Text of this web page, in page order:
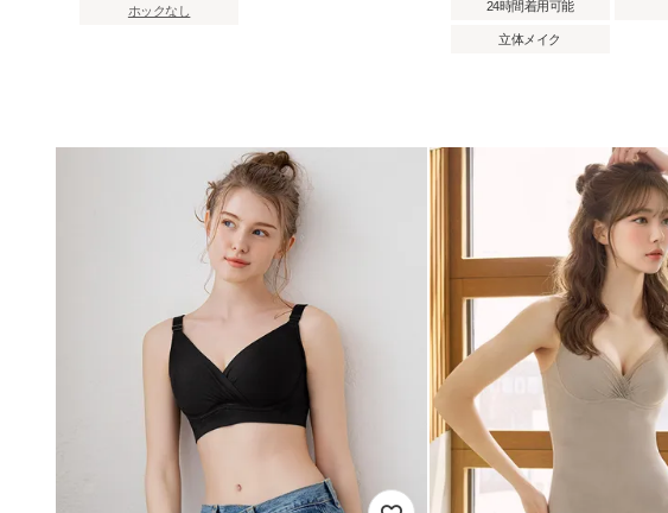
ホックなし 24時間着用可能
立体メイク